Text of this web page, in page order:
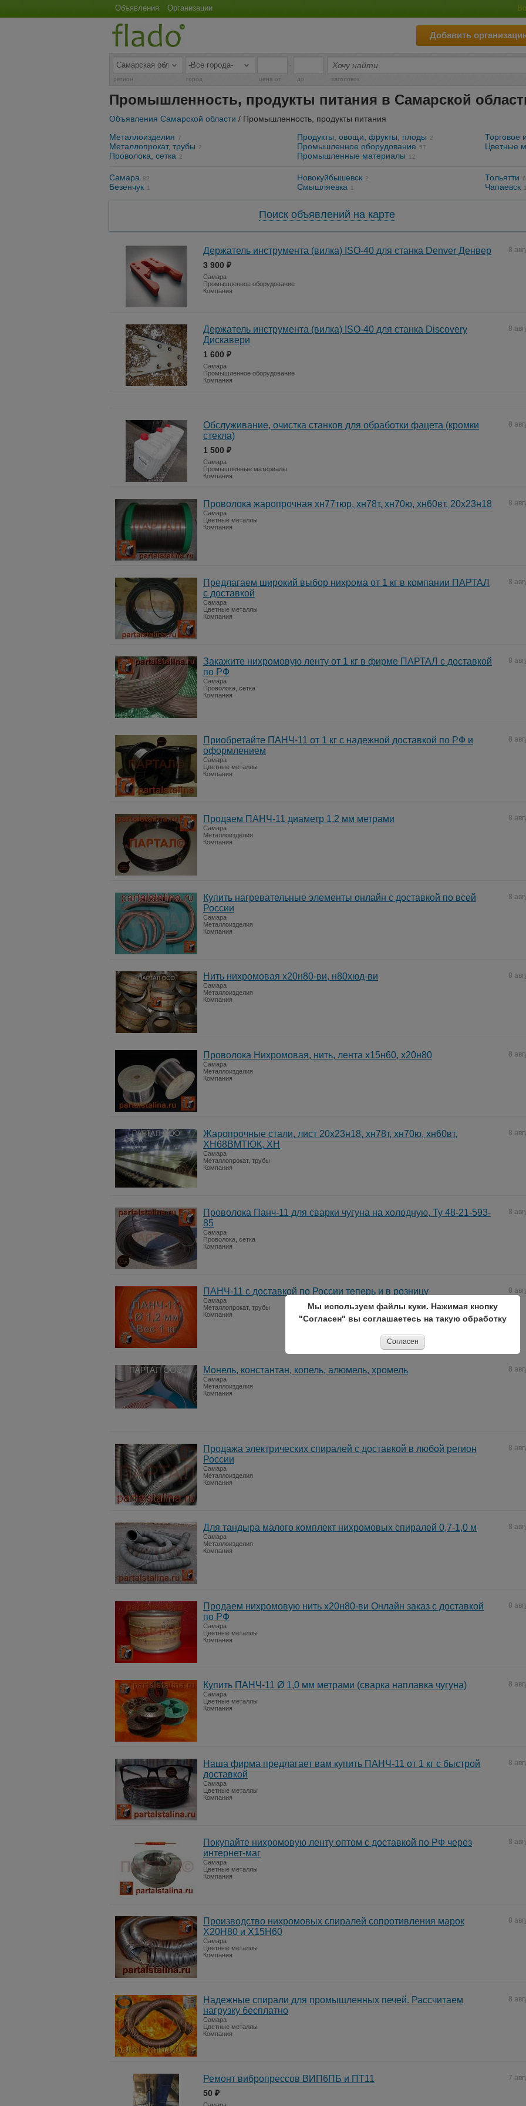
Объявления Организации
Добавить
-
регион город цена от до заголовок
Промышленность, продукты питания в Самарской
Объявления Самарской области / Промышленность, продукты питания
Металлоизделия
7
Металлопрокат, трубы 2
Проволока, сетка 2
Продукты, овощи, фрукты, плоды 2
Промышленное оборудование 57
Промышленные материалы 12
Торговое
Цветные
Самара 82
Безенчук 1
Новокуйбышевск 2
Смышляевка 1
Тольятти 6
Чапаевск 1
Поиск объявлений на карте
8
Держатель инструмента (вилка) ISO-40 для станка Denver Денвер
3 900 ₽
Самара
Промышленное оборудование
Компания
8
Держатель инструмента (вилка) ISO-40 для станка Discovery
Дискавери
1 600 ₽
Самара
Промышленное оборудование
Компания
8
Обслуживание, очистка станков для обработки фацета (кромки
стекла)
1 500 ₽
Самара
Промышленные материалы
Компания
8
Проволока жаропрочная хн77тюр, хн78т, хн70ю, хн60вт, 20х23н18
Самара
Цветные металлы
Компания
8
Предлагаем широкий выбор нихрома от 1 кг в компании ПАРТАЛ
с доставкой
Самара
Цветные металлы
Компания
8
Закажите нихромовую ленту от 1 кг в фирме ПАРТАЛ с доставкой
по РФ
Самара
Проволока, сетка
Компания
8
Приобретайте ПАНЧ-11 от 1 кг с надежной доставкой по РФ и
оформлением
Самара
Цветные металлы
Компания
8
Продаем ПАНЧ-11 диаметр 1,2 мм метрами
Самара
Металлоизделия
Компания
8
Купить нагревательные элементы онлайн с доставкой по всей
России
Самара
Металлоизделия
Компания
8
Нить нихромовая х20н80-ви, н80хюд-ви
Самара
Металлоизделия
Компания
8
Проволока Нихромовая, нить, лента х15н60, х20н80
Самара
Металлоизделия
Компания
8
Жаропрочные стали, лист 20х23н18, хн78т, хн70ю, хн60вт,
ХН68ВМТЮК, ХН
Самара
Металлопрокат, трубы
Компания
8
Проволока Панч-11 для сварки чугуна на холодную, Ту 48-21-593-
85
Самара
Проволока, сетка
Компания
8
ПАНЧ-11 с доставкой по России теперь и в розницу
Самара
Металлопрокат, трубы
Компания
8
Монель, константан, копель, алюмель, хромель
Самара
Металлоизделия
Компания
8
Продажа электрических спиралей с доставкой в любой регион
России
Самара
Металлоизделия
Компания
8
Для тандыра малого комплект нихромовых спиралей 0,7-1,0 м
Самара
Металлоизделия
Компания
8
Продаем нихромовую нить х20н80-ви Онлайн заказ с доставкой
по РФ
Самара
Цветные металлы
Компания
8
Купить ПАНЧ-11 Ø 1,0 мм метрами (сварка наплавка чугуна)
Самара
Цветные металлы
Компания
8
Наша фирма предлагает вам купить ПАНЧ-11 от 1 кг с быстрой
доставкой
Самара
Цветные металлы
Компания
8
Покупайте нихромовую ленту оптом с доставкой по РФ через
интернет-маг
Самара
Цветные металлы
Компания
8
Производство нихромовых спиралей сопротивления марок
Х20Н80 и Х15Н60
Самара
Цветные металлы
Компания
8
Надежные спирали для промышленных печей. Рассчитаем
нагрузку бесплатно
Самара
Цветные металлы
Компания
7
Ремонт вибропрессов ВИП6ПБ и ПТ11
50 ₽
Мы используем файлы куки. Нажимая кнопку
"Согласен" вы соглашаетесь на такую обработку
Согласен